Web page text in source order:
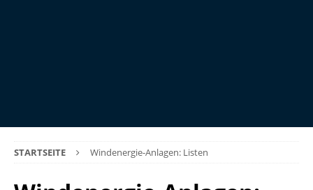
STARTSEITE Windenergie-Anlagen: Listen